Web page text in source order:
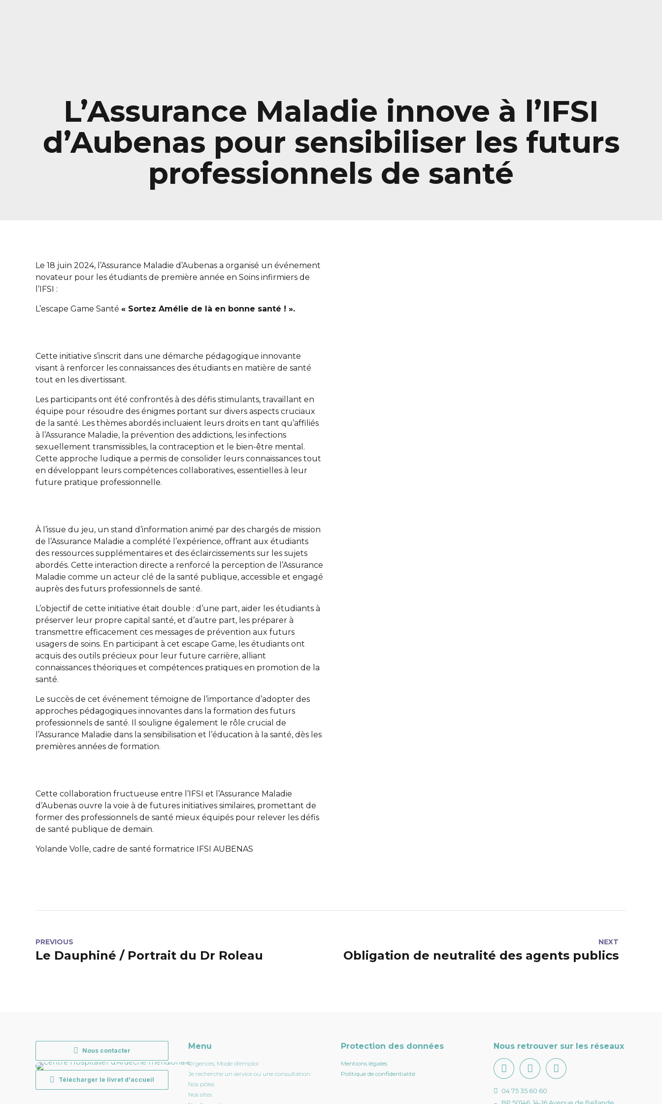
L’Assurance Maladie innove à l’IFSI
d’Aubenas pour sensibiliser les futurs
professionnels de santé
Le 18 juin 2024, l’Assurance Maladie d’Aubenas a organisé un événement
novateur pour les étudiants de première année en Soins infirmiers de
l’IFSI :
L’escape Game Santé « Sortez Amélie de là en bonne santé ! ».
Cette initiative s’inscrit dans une démarche pédagogique innovante
visant à renforcer les connaissances des étudiants en matière de santé
tout en les divertissant.
Les participants ont été confrontés à des défis stimulants, travaillant en
équipe pour résoudre des énigmes portant sur divers aspects cruciaux
de la santé. Les thèmes abordés incluaient leurs droits en tant qu’affiliés
à l’Assurance Maladie, la prévention des addictions, les infections
sexuellement transmissibles, la contraception et le bien-être mental.
Cette approche ludique a permis de consolider leurs connaissances tout
en développant leurs compétences collaboratives, essentielles à leur
future pratique professionnelle.
À l’issue du jeu, un stand d’information animé par des chargés de mission
de l’Assurance Maladie a complété l’expérience, offrant aux étudiants
des ressources supplémentaires et des éclaircissements sur les sujets
abordés. Cette interaction directe a renforcé la perception de l’Assurance
Maladie comme un acteur clé de la santé publique, accessible et engagé
auprès des futurs professionnels de santé.
L’objectif de cette initiative était double : d’une part, aider les étudiants à
préserver leur propre capital santé, et d’autre part, les préparer à
transmettre efficacement ces messages de prévention aux futurs
usagers de soins. En participant à cet escape Game, les étudiants ont
acquis des outils précieux pour leur future carrière, alliant
connaissances théoriques et compétences pratiques en promotion de la
santé.
Le succès de cet événement témoigne de l’importance d’adopter des
approches pédagogiques innovantes dans la formation des futurs
professionnels de santé. Il souligne également le rôle crucial de
l’Assurance Maladie dans la sensibilisation et l’éducation à la santé, dès les
premières années de formation.
Cette collaboration fructueuse entre l’IFSI et l’Assurance Maladie
d’Aubenas ouvre la voie à de futures initiatives similaires, promettant de
former des professionnels de santé mieux équipés pour relever les défis
de santé publique de demain.
Yolande Volle, cadre de santé formatrice IFSI AUBENAS
PREVIOUS
Le Dauphiné / Portrait du Dr Roleau
NEXT
Obligation de neutralité des agents publics
Nous contacter
Télécharger le livret d'accueil
Menu
Urgences, Mode d’emploi
Je recherche un service ou une consultation
Nos pôles
Nos sites
Protection des données
Mentions légales
Politique de confidentialité
Nous retrouver sur les réseaux
04 75 35 60 60
BP 50146, 14-16 Avenue de Bellande